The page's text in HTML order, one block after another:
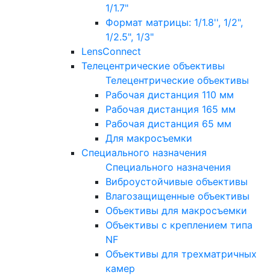
1/1.7"
Формат матрицы: 1/1.8'', 1/2",
1/2.5", 1/3"
LensConnect
Телецентрические объективы
Телецентрические объективы
Рабочая дистанция 110 мм
Рабочая дистанция 165 мм
Рабочая дистанция 65 мм
Для макросъемки
Специального назначения
Специального назначения
Виброустойчивые объективы
Влагозащищенные объективы
Объективы для макросъемки
Объективы с креплением типа
NF
Объективы для трехматричных
камер